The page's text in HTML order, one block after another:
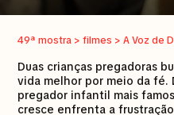
49ª mostra > filmes > A Voz de
Duas crianças pregadoras
vida melhor por meio da fé.
pregador infantil mais
cresce enfrenta a